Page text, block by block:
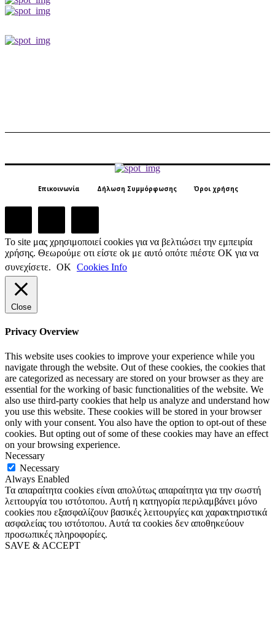
Επικοινωνία Δήλωση Συμμόρφωσης Όροι χρήσης
Το site μας χρησιμοποιεί cookies για να βελτιώσει την εμπειρία
χρήσης. Θεωρούμε οτι είστε ok με αυτό οπότε πιέστε ΟΚ για να
συνεχίσετε. ΟΚ Cookies Info
Close
Privacy Overview
This website uses cookies to improve your experience while you
navigate through the website. Out of these cookies, the cookies that
are categorized as necessary are stored on your browser as they are
essential for the working of basic functionalities of the website. We
also use third-party cookies that help us analyze and understand how
you use this website. These cookies will be stored in your browser
only with your consent. You also have the option to opt-out of these
cookies. But opting out of some of these cookies may have an effect
on your browsing experience.
Necessary
Necessary
Always Enabled
Τα απαραίτητα cookies είναι απολύτως απαραίτητα για την σωστή
λειτουργία του ιστότοπου. Αυτή η κατηγορία περιλαμβάνει μόνο
cookies που εξασφαλίζουν βασικές λειτουργίες και χαρακτηριστικά
ασφαλείας του ιστότοπου. Αυτά τα cookies δεν αποθηκεύουν
προσωπικές πληροφορίες.
SAVE & ACCEPT